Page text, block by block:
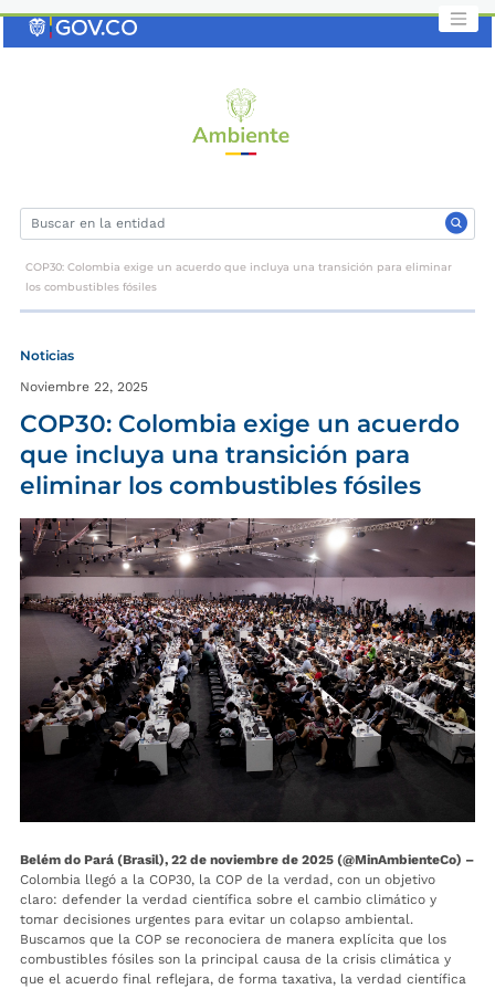
COP30: Colombia exige un acuerdo que incluya una transición para eliminar
los combustibles fósiles
Noticias
Noviembre 22, 2025
COP30: Colombia exige un acuerdo
que incluya una transición para
eliminar los combustibles fósiles
Belém do Pará (Brasil), 22 de noviembre de 2025 (@MinAmbienteCo) –
Colombia llegó a la COP30, la COP de la verdad, con un objetivo
claro: defender la verdad científica sobre el cambio climático y
tomar decisiones urgentes para evitar un colapso ambiental.
Buscamos que la COP se reconociera de manera explícita que los
combustibles fósiles son la principal causa de la crisis climática y
que el acuerdo final reflejara, de forma taxativa, la verdad científica